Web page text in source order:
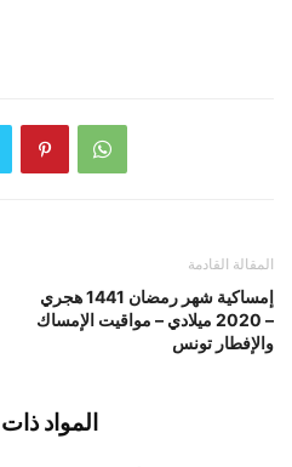
المقالة القادمة
إمساكية شهر رمضان 1441 هجري
– 2020 ميلادي – مواقيت الإمساك
والإفطار تونس
المواد